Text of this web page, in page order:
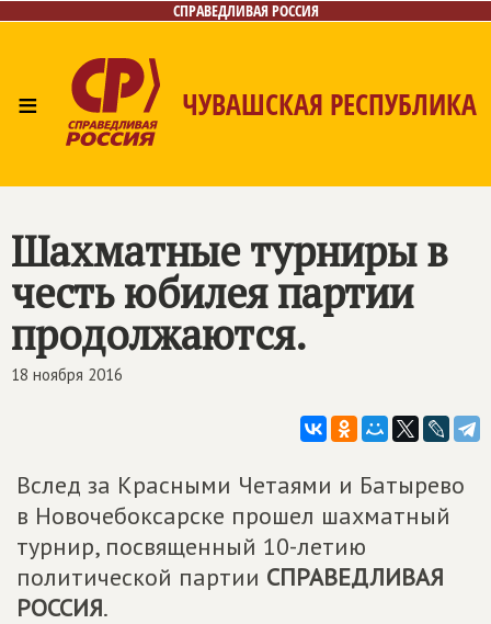
СПРАВЕДЛИВАЯ РОССИЯ
≡ ЧУВАШСКАЯ РЕСПУБЛИКА
Шахматные турниры в
честь юбилея партии
продолжаются.
18 ноября 2016
Вслед за Красными Четаями и Батырево
в Новочебоксарске прошел шахматный
турнир, посвященный 10-летию
политической партии СПРАВЕДЛИВАЯ
РОССИЯ.